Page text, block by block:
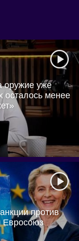
оружие уже
осталось менее
против
Евросоюз